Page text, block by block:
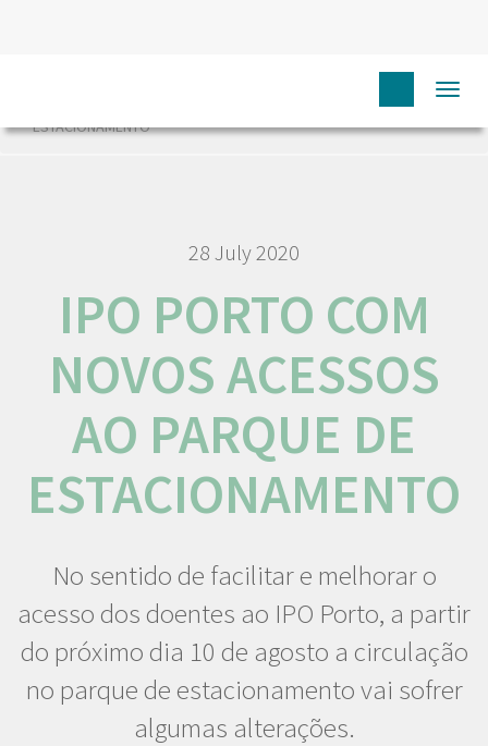
ESTACIONAMENTO
28 July 2020
IPO PORTO COM
NOVOS ACESSOS
AO PARQUE DE
ESTACIONAMENTO
No sentido de facilitar e melhorar o
acesso dos doentes ao IPO Porto, a partir
do próximo dia 10 de agosto a circulação
no parque de estacionamento vai sofrer
algumas alterações.